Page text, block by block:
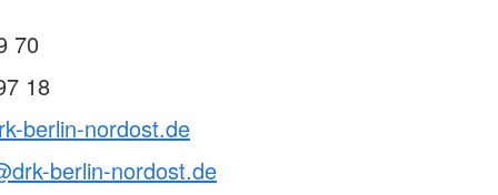
70
18
berlin-nordost.de
berlin-nordost.de